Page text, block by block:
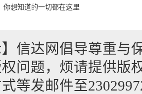
你想知道的一切都在这里
】信达网倡导尊重与
问题，烦请提供版
等发邮件至